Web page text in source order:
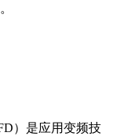
）是应用变频技